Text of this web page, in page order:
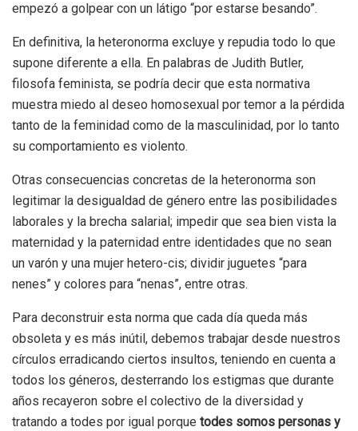
empezó a golpear con un látigo “por estarse besando”.
En definitiva, la heteronorma excluye y repudia todo lo que
supone diferente a ella. En palabras de Judith Butler,
filosofa feminista, se podría decir que esta normativa
muestra miedo al deseo homosexual por temor a la pérdida
tanto de la feminidad como de la masculinidad, por lo tanto
su comportamiento es violento.
Otras consecuencias concretas de la heteronorma son
legitimar la desigualdad de género entre las posibilidades
laborales y la brecha salarial; impedir que sea bien vista la
maternidad y la paternidad entre identidades que no sean
un varón y una mujer hetero-cis; dividir juguetes “para
nenes” y colores para “nenas”, entre otras.
Para deconstruir esta norma que cada día queda más
obsoleta y es más inútil, debemos trabajar desde nuestros
círculos erradicando ciertos insultos, teniendo en cuenta a
todos los géneros, desterrando los estigmas que durante
años recayeron sobre el colectivo de la diversidad y
tratando a todes por igual porque todes somos personas y